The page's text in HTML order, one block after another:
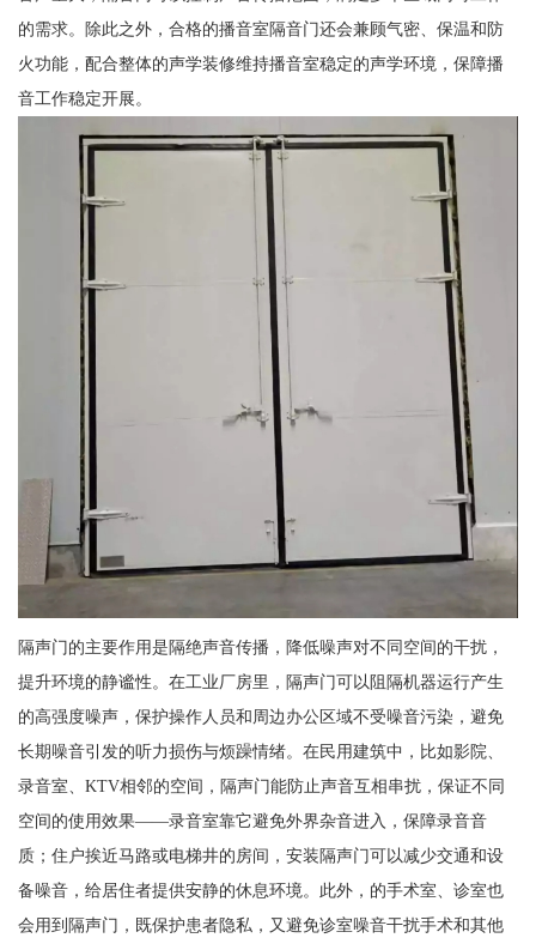
的需求。除此之外，合格的播音室隔音门还会兼顾气密、保温和防
火功能，配合整体的声学装修维持播音室稳定的声学环境，保障播
音工作稳定开展。
隔声门的主要作用是隔绝声音传播，降低噪声对不同空间的干扰，
提升环境的静谧性。在工业厂房里，隔声门可以阻隔机器运行产生
的高强度噪声，保护操作人员和周边办公区域不受噪音污染，避免
长期噪音引发的听力损伤与烦躁情绪。在民用建筑中，比如影院、
录音室、KTV相邻的空间，隔声门能防止声音互相串扰，保证不同
空间的使用效果——录音室靠它避免外界杂音进入，保障录音音
质；住户挨近马路或电梯井的房间，安装隔声门可以减少交通和设
备噪音，给居住者提供安静的休息环境。此外，的手术室、诊室也
会用到隔声门，既保护患者隐私，又避免诊室噪音干扰手术和其他